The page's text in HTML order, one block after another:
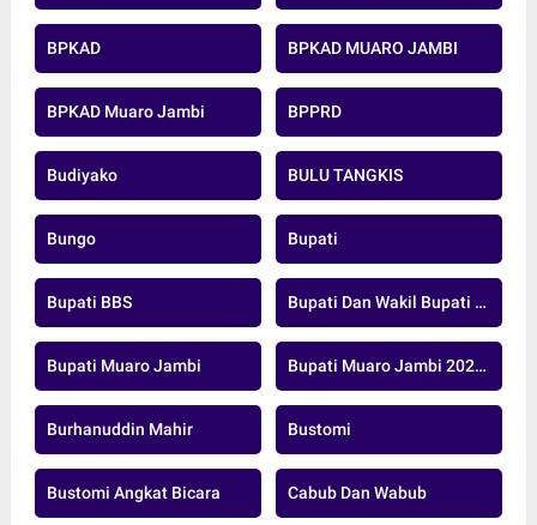
BPKAD BPKAD MUARO JAMBI
BPKAD Muaro Jambi BPPRD
Budiyako BULU TANGKIS
Bungo Bupati
Bupati BBS Bupati Dan Wakil Bupati Muaro Jambi
Bupati Muaro Jambi Bupati Muaro Jambi 2025-2029
Burhanuddin Mahir Bustomi
Bustomi Angkat Bicara Cabub Dan Wabub